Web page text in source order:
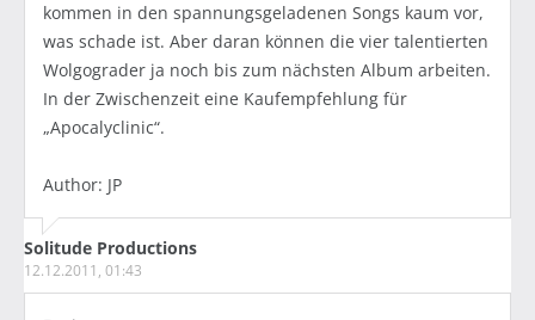
kommen in den spannungsgeladenen Songs kaum vor,
was schade ist. Aber daran können die vier talentierten
Wolgograder ja noch bis zum nächsten Album arbeiten.
In der Zwischenzeit eine Kaufempfehlung für
„Apocalyclinic“.
Author: JP
Solitude Productions
12.12.2011, 01:43